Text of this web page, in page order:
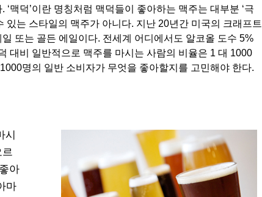
맥덕’이란 명칭처럼 맥덕들이 좋아하는 맥주는 대부분 ‘극
있는 스타일의 맥주가 아니다. 지난 20년간 미국의 크래프트
또는 골든 에일이다. 전세계 어디에서도 알코올 도수 5%
대비 일반적으로 맥주를 마시는 사람의 비율은 1 대 1000
명의 일반 소비자가 무엇을 좋아할지를 고민해야 한다.
시
아
마